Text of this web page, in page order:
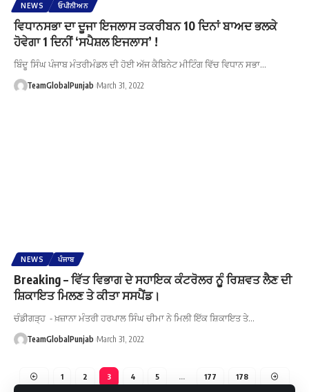
NEWS ਓਪੀਨੀਅਨ
ਵਿਧਾਨਸਭਾ ਦਾ ਦੂਜਾ ਇਜਲਾਸ ਤਕਰੀਬਨ 10 ਦਿਨਾਂ ਬਾਅਦ ਭਲਕੇ
ਹੋਵੇਗਾ 1 ਦਿਨੀਂ ‘ਸਪੈਸ਼ਲ ਇਜਲਾਸ’ !
ਬਿੰਦੂ ਸਿੰਘ ਪੰਜਾਬ ਮੰਤਰੀਮੰਡਲ ਦੀ ਹੋਈ ਅੱਜ ਕੈਬਿਨੇਟ ਮੀਟਿੰਗ ਵਿੱਚ ਵਿਧਾਨ ਸਭਾ…
TeamGlobalPunjab March 31, 2022
NEWS ਪੰਜਾਬ
Breaking – ਵਿੱਤ ਵਿਭਾਗ ਦੇ ਸਹਾਇਕ ਕੰਟਰੋਲਰ ਨੁੂੰ ਰਿਸ਼ਵਤ ਲੈਣ ਦੀ
ਸ਼ਿਕਾਇਤ ਮਿਲਣ ਤੇ ਕੀਤਾ ਸਸਪੈਂਡ।
ਚੰਡੀਗੜ੍ਹ - ਖ਼ਜ਼ਾਨਾ ਮੰਤਰੀ ਹਰਪਾਲ ਸਿੰਘ ਚੀਮਾ ਨੇ ਮਿਲੀ ਇੱਕ ਸ਼ਿਕਾਇਤ ਤੇ…
TeamGlobalPunjab March 31, 2022
1 2 3 4 5 … 177 178